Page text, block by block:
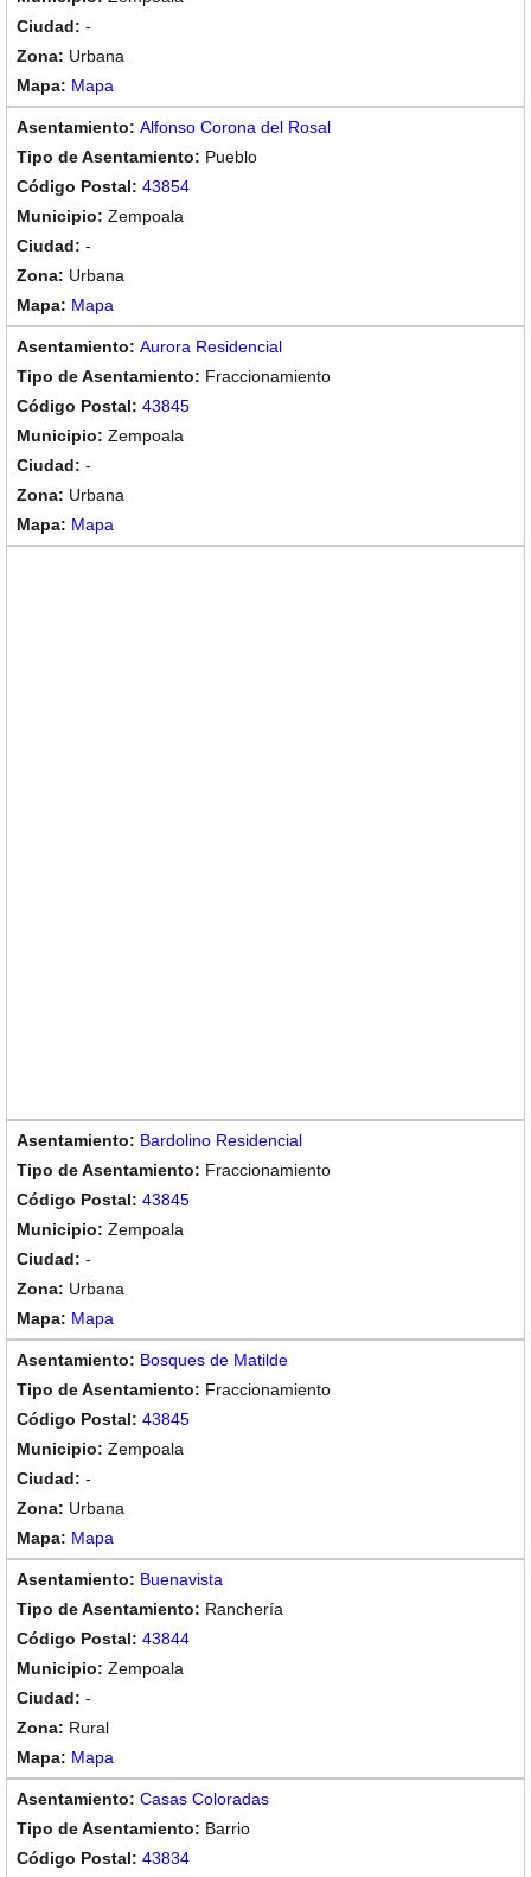
-
Urbana
Mapa
Alfonso Corona del Rosal
Pueblo
43854
Zempoala
-
Urbana
Mapa
Aurora Residencial
Fraccionamiento
43845
Zempoala
-
Urbana
Mapa
Bardolino Residencial
Fraccionamiento
43845
Zempoala
-
Urbana
Mapa
Bosques de Matilde
Fraccionamiento
43845
Zempoala
-
Urbana
Mapa
Buenavista
Ranchería
43844
Zempoala
-
Rural
Mapa
Casas Coloradas
Barrio
43834